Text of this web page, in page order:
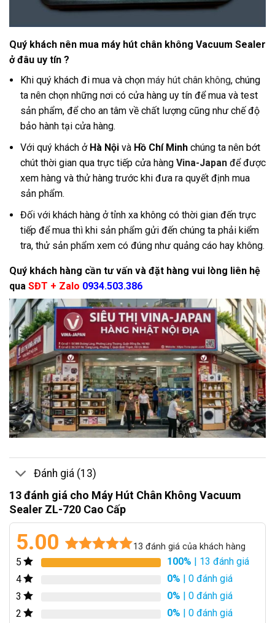
Quý khách nên mua máy hút chân không Vacuum Sealer
ở đâu uy tín ?
Khi quý khách đi mua và chọn máy hút chân không, chúng
ta nên chọn những nơi có cửa hàng uy tín để mua và test
sản phẩm, để cho an tâm về chất lượng cũng như chế độ
bảo hành tại cửa hàng.
Với quý khách ở Hà Nội và Hồ Chí Minh chúng ta nên bớt
chút thời gian qua trực tiếp cửa hàng Vina-Japan để được
xem hàng và thử hàng trước khi đưa ra quyết định mua
sản phẩm.
Đối với khách hàng ở tỉnh xa không có thời gian đến trực
tiếp để mua thì khi sản phẩm gửi đến chúng ta phải kiểm
tra, thử sản phẩm xem có đúng như quảng cáo hay không.
Quý khách hàng cần tư vấn và đặt hàng vui lòng liên hệ
qua SĐT + Zalo 0934.503.386
Đánh giá (13)
13 đánh giá cho Máy Hút Chân Không Vacuum
Sealer ZL-720 Cao Cấp
5.00 13 đánh giá của khách hàng
5 100% | 13 đánh giá
4
0% | 0 đánh giá
3
0% | 0 đánh giá
2
0% | 0 đánh giá